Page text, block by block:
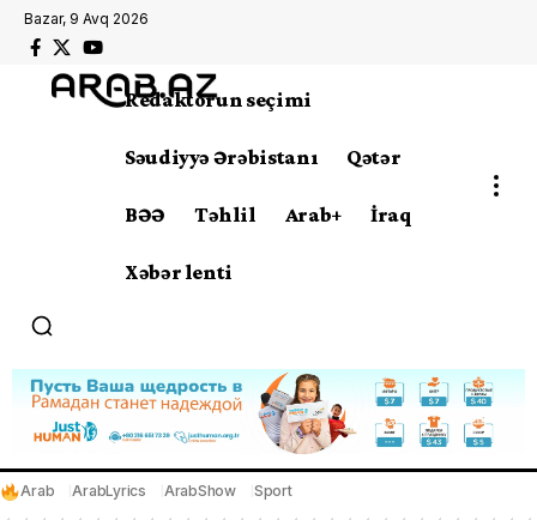
Bazar, 9 Avq 2026
Redaktorun seçimi
Səudiyyə Ərəbistanı Qətər
BƏƏ Təhlil Arab+ İraq
Xəbər lenti
Arab ArabLyrics ArabShow Sport